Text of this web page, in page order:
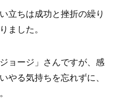
立ちは成功と挫折の繰り
ました。
ョージ」さんですが、感
やる気持ちを忘れずに、